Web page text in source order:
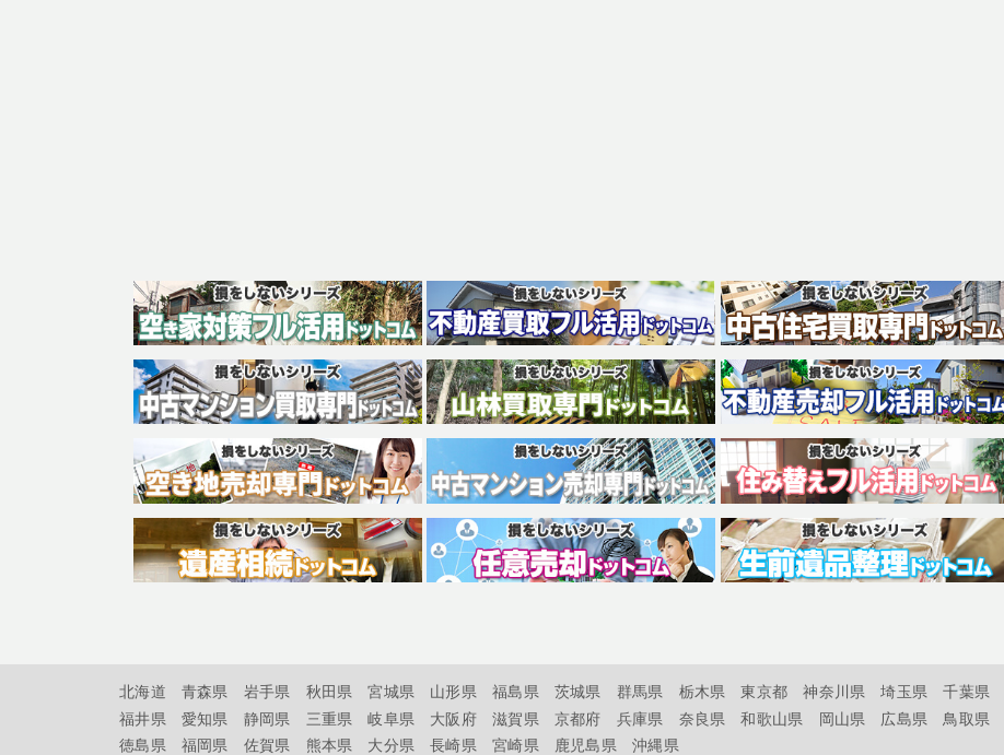
北海道 青森県 岩手県 秋田県 宮城県 山形県 福島県 茨城県 群馬県 栃木県 東京都 神奈川県 埼玉県 千葉県
福井県
愛知県 静岡県 三重県 岐阜県 大阪府 滋賀県 京都府 兵庫県 奈良県 和歌山県 岡山県 広島県 鳥取県
徳島県
福岡県 佐賀県 熊本県 大分県 長崎県 宮崎県 鹿児島県 沖縄県